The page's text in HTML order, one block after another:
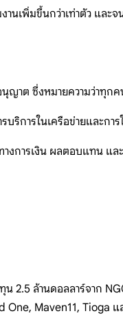
นเพิ่มขึ้นกว่าเท่าตัว แล
ต ซึ่งหมายความว่าทุกค
การในเครือข่ายและกา
การเงิน ผลตอบแทน แ
2.5 ล้านดอลลาร์จาก
Maven11, Tioga แ